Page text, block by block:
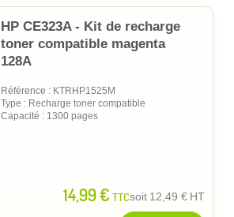
HP CE323A - Kit de recharge
toner compatible magenta
128A
Référence : KTRHP1525M
Type : Recharge toner compatible
Capacité : 1300 pages
14,99 € TTCsoit 12,49 € HT